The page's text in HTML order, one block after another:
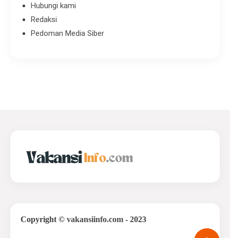
Hubungi kami
Redaksi
Pedoman Media Siber
Copyright © vakansiinfo.com - 2023